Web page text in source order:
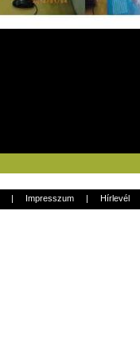
| Impresszum | Hírlevél